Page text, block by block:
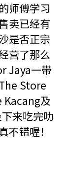
师傅学习
卖已经有
是否正宗
营了那么
Jaya一带
Store
Kacang及
来吃完叻
不错喔！